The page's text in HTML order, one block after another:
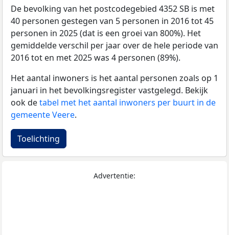
De bevolking van het postcodegebied 4352 SB is met
40 personen gestegen van 5 personen in 2016 tot 45
personen in 2025 (dat is een groei van 800%). Het
gemiddelde verschil per jaar over de hele periode van
2016 tot en met 2025 was 4 personen (89%).
Het aantal inwoners is het aantal personen zoals op 1
januari in het bevolkingsregister vastgelegd. Bekijk
ook detabel met het aantal inwoners per buurt in de
gemeente Veere.
Toelichting
Advertentie: